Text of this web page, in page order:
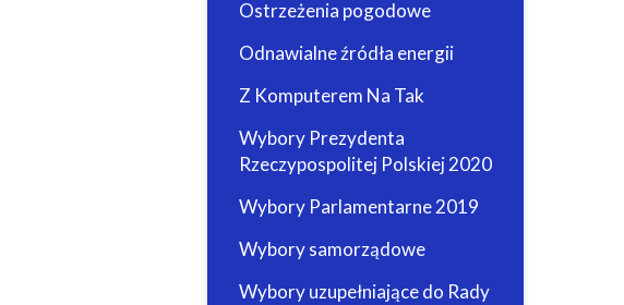
Ostrzeżenia pogodowe
Odnawialne źródła energii
Z Komputerem Na Tak
Wybory Prezydenta
Rzeczypospolitej Polskiej 2020
Wybory Parlamentarne 2019
Wybory samorządowe
Wybory uzupełniające do Rady